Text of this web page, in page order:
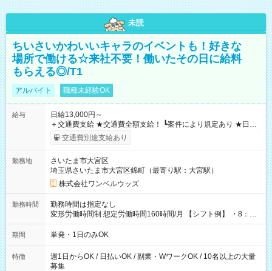
未読
ちいさいかわいいキャラのイベントも！好きな
場所で働ける☆来社不要！働いたその日に給料
もらえる◎/T1
アルバイト 職種未経験OK
給与
日給13,000円～
＋交通費支給 ★交通費全額支給！ ┗案件により規定あり ★日払
いOK！（規定あり） ┗働いたその日に現金GET♪ お仕事後はコ
ンビニATMから 日払い分を引き落とせます！ 【試用期間】試
交通費別途支給あり
勤務地
さいたま市大宮区
埼玉県さいたま市大宮区錦町（最寄り駅：大宮駅）
株式会社ワンベルウッズ
勤務時間
勤務時間は指定なし
変形労働時間制 想定労働時間160時間/月 【シフト例】 ・8：00
～21：00
期間 単発・1日のみOK
特徴
週1日からOK / 日払いOK / 副業・WワークOK / 10名以上の大量
募集